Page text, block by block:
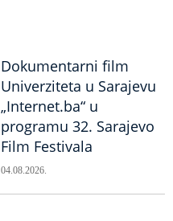
Dokumentarni film
Univerziteta u Sarajevu
„Internet.ba“ u
programu 32. Sarajevo
Film Festivala
04.08.2026.